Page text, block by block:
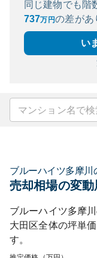
同じ建物でも階
737万円の差があ
い
ブルーハイツ多摩川
売却相場の変動
ブルーハイツ多摩川
大田区全体の坪単
す。